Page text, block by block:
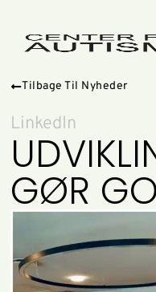
Tilbage Til Nyheder
LinkedIn
GØR